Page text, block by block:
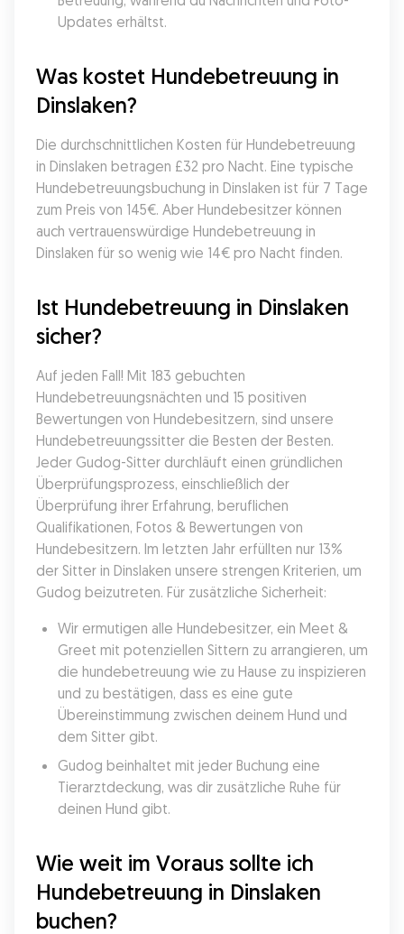
Updates erhältst.
Was kostet Hundebetreuung in
Dinslaken?
Die durchschnittlichen Kosten für Hundebetreuung
in Dinslaken betragen £32 pro Nacht. Eine typische
Hundebetreuungsbuchung in Dinslaken ist für 7 Tage
zum Preis von 145€. Aber Hundebesitzer können
auch vertrauenswürdige Hundebetreuung in
Dinslaken für so wenig wie 14€ pro Nacht finden.
Ist Hundebetreuung in Dinslaken
sicher?
Auf jeden Fall! Mit 183 gebuchten
Hundebetreuungsnächten und 15 positiven
Bewertungen von Hundebesitzern, sind unsere
Hundebetreuungssitter die Besten der Besten.
Jeder Gudog-Sitter durchläuft einen gründlichen
Überprüfungsprozess, einschließlich der
Überprüfung ihrer Erfahrung, beruflichen
Qualifikationen, Fotos & Bewertungen von
Hundebesitzern. Im letzten Jahr erfüllten nur 13%
der Sitter in Dinslaken unsere strengen Kriterien, um
Gudog beizutreten. Für zusätzliche Sicherheit:
Wir ermutigen alle Hundebesitzer, ein Meet &
Greet mit potenziellen Sittern zu arrangieren, um
die hundebetreuung wie zu Hause zu inspizieren
und zu bestätigen, dass es eine gute
Übereinstimmung zwischen deinem Hund und
dem Sitter gibt.
Gudog beinhaltet mit jeder Buchung eine
Tierarztdeckung, was dir zusätzliche Ruhe für
deinen Hund gibt.
Wie weit im Voraus sollte ich
Hundebetreuung in Dinslaken
buchen?